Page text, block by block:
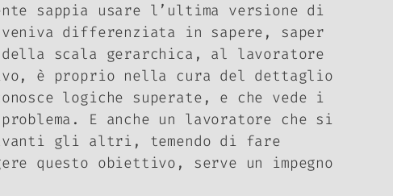
sappia usare l’ultima versione di
veniva differenziata in sapere, saper
scala gerarchica, al lavoratore
è proprio nella cura del dettaglio
logiche superate, e che vede i
E anche un lavoratore che si
avanti gli altri, temendo di fare
questo obiettivo, serve un impegno